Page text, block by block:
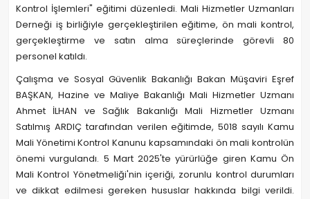
Kontrol İşlemleri" eğitimi düzenledi. Mali Hizmetler Uzmanları
Derneği iş birliğiyle gerçekleştirilen eğitime, ön mali kontrol,
gerçekleştirme ve satın alma süreçlerinde görevli 80
personel katıldı.
Çalışma ve Sosyal Güvenlik Bakanlığı Bakan Müşaviri Eşref
BAŞKAN, Hazine ve Maliye Bakanlığı Mali Hizmetler Uzmanı
Ahmet İLHAN ve Sağlık Bakanlığı Mali Hizmetler Uzmanı
Satılmış ARDIÇ tarafından verilen eğitimde, 5018 sayılı Kamu
Mali Yönetimi Kontrol Kanunu kapsamındaki ön mali kontrolün
önemi vurgulandı. 5 Mart 2025'te yürürlüğe giren Kamu Ön
Mali Kontrol Yönetmeliği'nin içeriği, zorunlu kontrol durumları
ve dikkat edilmesi gereken hususlar hakkında bilgi verildi.